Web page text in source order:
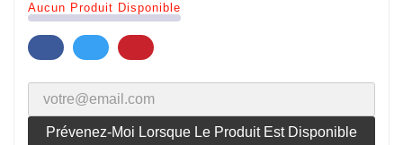
Aucun Produit Disponible
Prévenez-Moi Lorsque Le Produit Est Disponible